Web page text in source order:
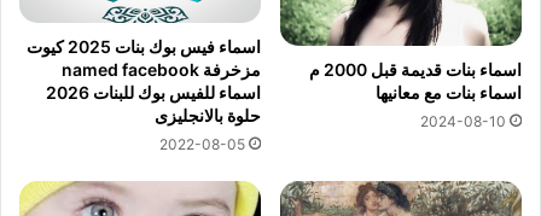
اسماء بنات قديمة قبل 2000 م
اسماء بنات مع معانيها
2024-08-10
اسماء فيس بوك بنات 2025 كيوت
مزخرفة named facebook
اسماء للفيس بوك للبنات 2026
حلوة بالانجليزى
2022-08-05